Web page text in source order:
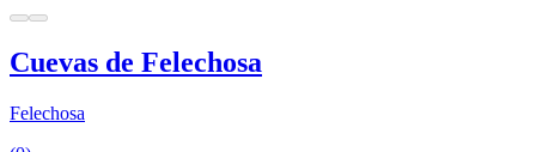
Cuevas de Felechosa
Felechosa